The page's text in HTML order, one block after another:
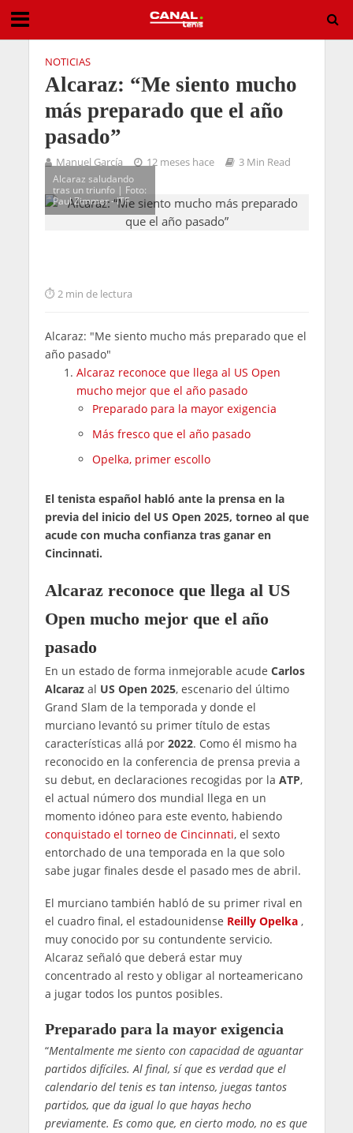
NOTICIAS
Alcaraz: “Me siento mucho
más preparado que el año
pasado”
Manuel García 12 meses hace
3 Min Read
Alcaraz saludando
tras un triunfo | Foto:
Paul Zimmer - ITF
2 min de lectura
Alcaraz: "Me siento mucho más preparado que el
año pasado"
Alcaraz reconoce que llega al US Open
mucho mejor que el año pasado
Preparado para la mayor exigencia
Más fresco que el año pasado
Opelka, primer escollo
El tenista español habló ante la prensa en la
previa del inicio del US Open 2025, torneo al que
acude con mucha confianza tras ganar en
Cincinnati.
Alcaraz reconoce que llega al US
Open mucho mejor que el año
pasado
En un estado de forma inmejorable acude Carlos
Alcarazal US Open 2025, escenario del último
Grand Slam de la temporada y donde el
murciano levantó su primer título de estas
características allá por 2022. Como él mismo ha
reconocido en la conferencia de prensa previa a
su debut, en declaraciones recogidas por la ATP,
el actual número dos mundial llega en un
momento idóneo para este evento, habiendo
conquistado el torneo de Cincinnati, el sexto
entorchado de una temporada en la que solo
sabe jugar finales desde el pasado mes de abril.
El murciano también habló de su primer rival en
el cuadro final, el estadounidense Reilly Opelka,
muy conocido por su contundente servicio.
Alcaraz señaló que deberá estar muy
concentrado al resto y obligar al norteamericano
a jugar todos los puntos posibles.
Preparado para la mayor exigencia
“Mentalmente me siento con capacidad de aguantar
partidos difíciles. Al final, sí que es verdad que el
calendario del tenis es tan intenso, juegas tantos
partidos, que da igual lo que hayas hecho
previamente. Es como que, en cierto modo, no es que